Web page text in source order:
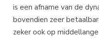
is een afname van de
bovendien zeer
zeker ook op